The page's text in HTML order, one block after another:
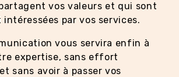
vos valeurs et qui sont
intéressées par vos services.
vous servira enfin à
expertise, sans effort
sans avoir à passer vos